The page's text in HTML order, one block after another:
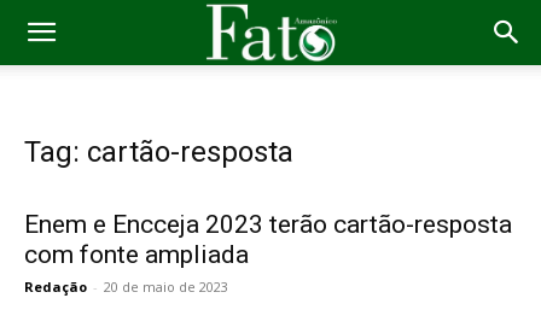
Tag: cartão-resposta
Enem e Encceja 2023 terão cartão-resposta
com fonte ampliada
Redação - 20 de maio de 2023